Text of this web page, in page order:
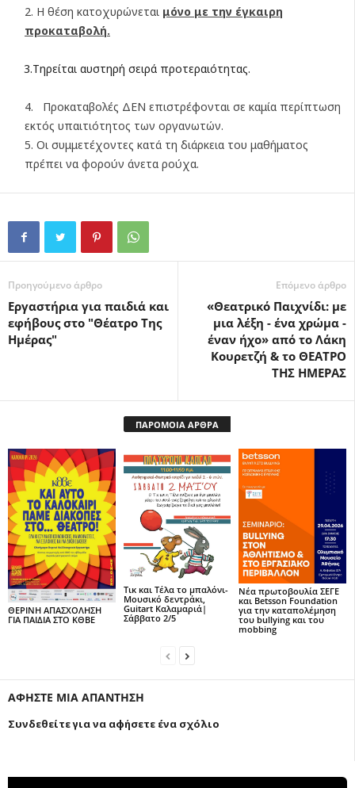
Η θέση κατοχυρώνεται μόνο με την έγκαιρη
προκαταβολή.
3.Τηρείται αυστηρή σειρά προτεραιότητας.
Προκαταβολές ΔΕΝ επιστρέφονται σε καμία περίπτωση
εκτός υπαιτιότητος των οργανωτών.
Οι συμμετέχοντες κατά τη διάρκεια του μαθήματος
πρέπει να φορούν άνετα ρούχα.
Προηγούμενο άρθρο
Εργαστήρια για παιδιά και
εφήβους στο "Θέατρο Της
Ημέρας"
Επόμενο άρθρο
«Θεατρικό Παιχνίδι: με
μια λέξη - ένα χρώμα -
έναν ήχο» από το Λάκη
Κουρετζή & το ΘΕΑΤΡΟ
ΤΗΣ ΗΜΕΡΑΣ
ΠΑΡΟΜΟΙΑ ΑΡΘΡΑ
ΘΕΡΙΝΗ ΑΠΑΣΧΟΛΗΣΗ
ΓΙΑ ΠΑΙΔΙΑ ΣΤΟ ΚΘΒΕ
Τικ και Τέλα το μπαλόνι-
Μουσικό δεντράκι,
Guitart Καλαμαριά|
Σάββατο 2/5
Νέα πρωτοβουλία ΣΕΓΕ
και Betsson Foundation
για την καταπολέμηση
του bullying και του
mobbing
ΑΦΗΣΤΕ ΜΙΑ ΑΠΑΝΤΗΣΗ
Συνδεθείτε για να αφήσετε ένα σχόλιο